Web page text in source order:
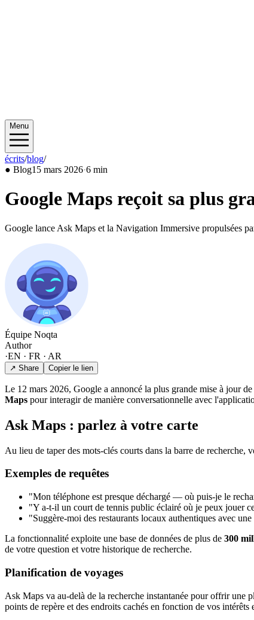
Menu
écrits/blog/2026/03
● Blog15 mars 2026·6 min
Google Maps reçoit sa plus
Google lance Ask Maps et la Navigation Immersive propulsées
Équipe Noqta
Author
·EN · FR · AR
↗ Share Copier le lien
Le 12 mars 2026, Google a annoncé la plus grande mise à jour
Maps pour interagir de manière conversationnelle avec
Ask Maps : parlez à votre carte
Au lieu de taper des mots-clés courts dans la barre de recherche,
Exemples de requêtes
"Mon téléphone est presque déchargé — où puis-je le
"Y a-t-il un court de tennis public éclairé où je peux jouer
"Suggère-moi des restaurants locaux authentiques avec
La fonctionnalité exploite une base de données de plus de 300
de votre question et votre historique de recherche.
Planification de voyages
Ask Maps va au-delà de la recherche instantanée pour offrir une
points de repère et des endroits cachés en fonction de vos intérêts